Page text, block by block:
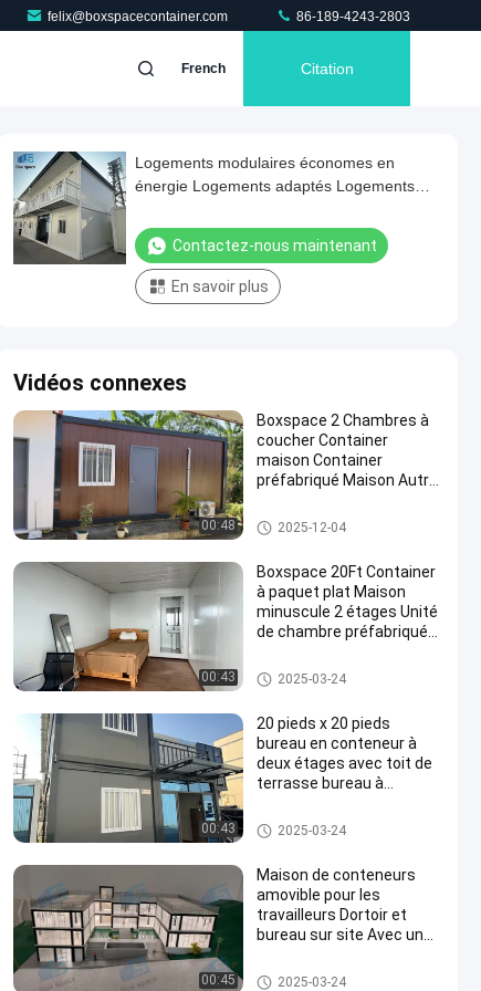
felix@boxspacecontainer.com 86-189-4243-2803
French Citation
Logements modulaires économes en
énergie Logements adaptés Logements
construction Dortoirs et bureaux pour les
travailleurs du chantier
Contactez-nous maintenant
En savoir plus
Vidéos connexes
00:48
Boxspace 2 Chambres à
coucher Container
maison Container
préfabriqué Maison Autre
Immobilier Container
maison de deux étages
Maison détachable de contene
ur
2025-12-04
00:43
Boxspace 20Ft Container
à paquet plat Maison
minuscule 2 étages Unité
de chambre préfabriquée
Maison détachable de contene
ur
2025-03-24
00:43
20 pieds x 20 pieds
bureau en conteneur à
deux étages avec toit de
terrasse bureau à
vacances pour usage
personnel
Maison détachable de contene
ur
2025-03-24
00:45
Maison de conteneurs
amovible pour les
travailleurs Dortoir et
bureau sur site Avec une
flexible et une installation
Maison détachable de contene
2025-03-24